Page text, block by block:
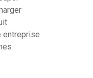
entreprise